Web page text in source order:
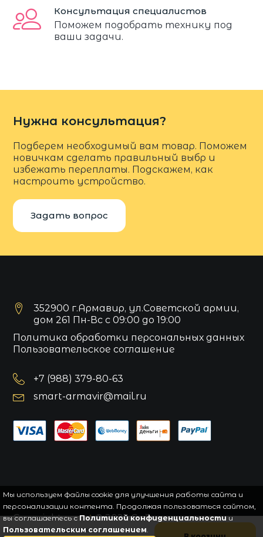
Консультация специалистов
Поможем подобрать технику под
ваши задачи.
Нужна консультация?
Подберем необходимый вам товар. Поможем
новичкам сделать правильный выбр и
избежать переплаты. Подскажем, как
настроить устройство.
Задать вопрос
352900 г.Армавир, ул.Советской армии,
дом 261 Пн-Вс с 09:00 до 19:00
Политика обработки персональных данных
Пользовательское соглашение
+7 (988) 379-80-63
smart-armavir@mail.ru
Copyrightsmart© 2021.Сайт управляется
системойuWebиaThemes. All rights reserved.
Мы используем файлы cookie для улучшения работы сайта и
персонализации контента. Продолжая пользоваться сайтом,
вы соглашаетесь сПолитикой конфиденциальностии
Пользовательским соглашением.
Цена по промокоду CASH